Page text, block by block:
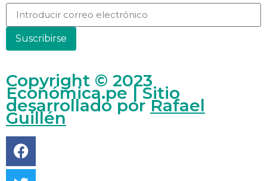
Suscribirse
Copyright © 2023
Económica.pe | Sitio
desarrollado porRafael
Guillén